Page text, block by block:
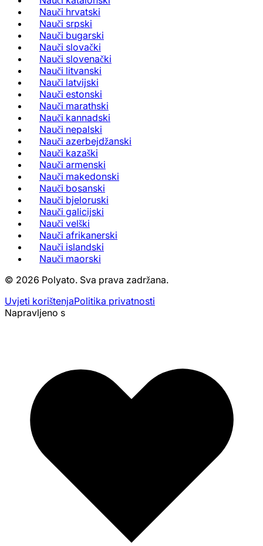
Nauči hrvatski
Nauči srpski
Nauči bugarski
Nauči slovački
Nauči slovenački
Nauči litvanski
Nauči latvijski
Nauči estonski
Nauči marathski
Nauči kannadski
Nauči nepalski
Nauči azerbejdžanski
Nauči kazaški
Nauči armenski
Nauči makedonski
Nauči bosanski
Nauči bjeloruski
Nauči galicijski
Nauči velški
Nauči afrikanerski
Nauči islandski
Nauči maorski
© 2026 Polyato. Sva prava zadržana.
Uvjeti korištenjaPolitika privatnosti
Napravljeno s